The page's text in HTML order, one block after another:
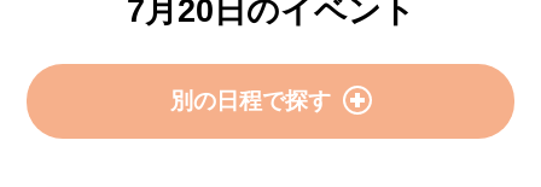
7月20日のイベント
別の日程で探す